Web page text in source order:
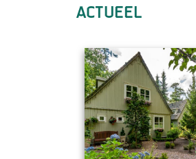
Actueel